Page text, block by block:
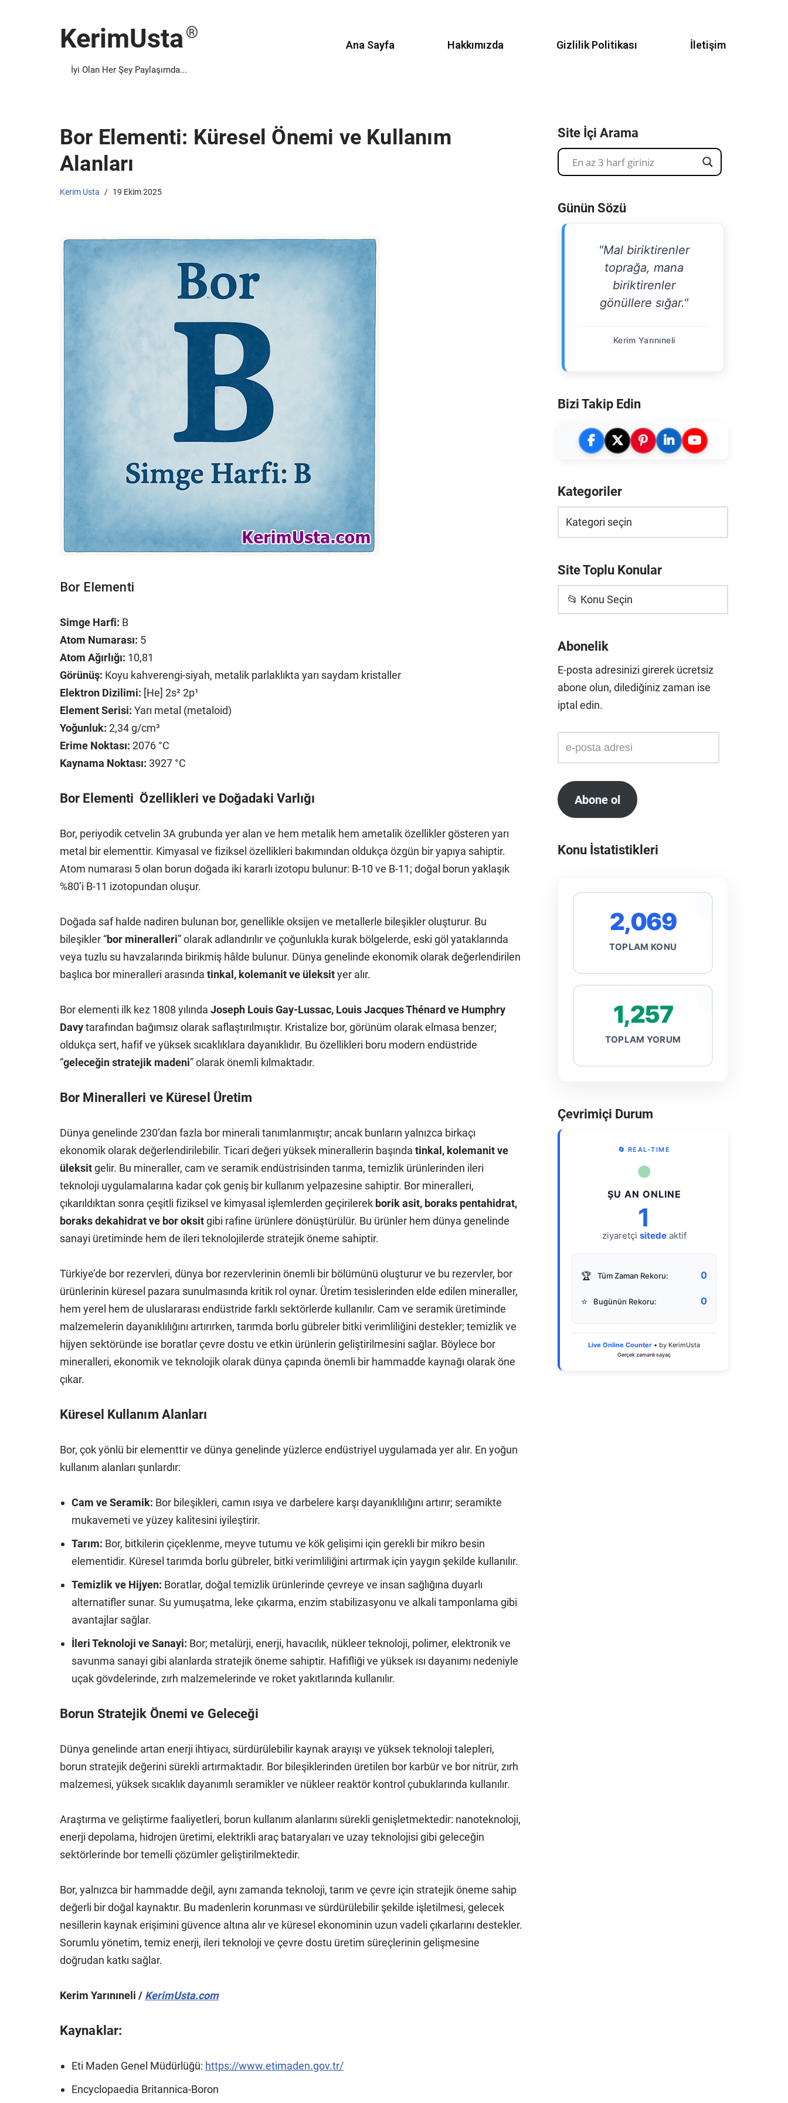
KerimUsta
İyi Olan Her Şey Paylaşımda...
Ana Sayfa Hakkımızda Gizlilik Politikası İletişim
Bor Elementi: Küresel Önemi ve Kullanım
Alanları
Kerim Usta 19 Ekim 2025
Bor Elementi
Simge Harfi: B
Atom Numarası: 5
Atom Ağırlığı: 10,81
Görünüş: Koyu kahverengi-siyah, metalik parlaklıkta yarı saydam kristaller
Elektron Dizilimi: [He] 2s² 2p¹
Element Serisi: Yarı metal (metaloid)
Yoğunluk: 2,34 g/cm³
Erime Noktası: 2076 °C
Kaynama Noktası: 3927 °C
Bor Elementi Özellikleri ve Doğadaki Varlığı
Bor, periyodik cetvelin 3A grubunda yer alan ve hem metalik hem ametalik özellikler gösteren yarı
metal bir elementtir. Kimyasal ve fiziksel özellikleri bakımından oldukça özgün bir yapıya sahiptir.
Atom numarası 5 olan borun doğada iki kararlı izotopu bulunur: B-10 ve B-11; doğal borun yaklaşık
%80’i B-11 izotopundan oluşur.
Doğada saf halde nadiren bulunan bor, genellikle oksijen ve metallerle bileşikler oluşturur. Bu
bileşikler “bor mineralleri” olarak adlandırılır ve çoğunlukla kurak bölgelerde, eski göl yataklarında
veya tuzlu su havzalarında birikmiş hâlde bulunur. Dünya genelinde ekonomik olarak değerlendirilen
başlıca bor mineralleri arasında tinkal, kolemanit ve üleksityer alır.
Bor elementi ilk kez 1808 yılında Joseph Louis Gay-Lussac, Louis Jacques Thénard ve Humphry
Davytarafından bağımsız olarak saflaştırılmıştır. Kristalize bor, görünüm olarak elmasa benzer;
oldukça sert, hafif ve yüksek sıcaklıklara dayanıklıdır. Bu özellikleri boru modern endüstride
“geleceğin stratejik madeni” olarak önemli kılmaktadır.
Bor Mineralleri ve Küresel Üretim
Dünya genelinde 230’dan fazla bor minerali tanımlanmıştır; ancak bunların yalnızca birkaçı
ekonomik olarak değerlendirilebilir. Ticari değeri yüksek minerallerin başında tinkal, kolemanit ve
üleksitgelir. Bu mineraller, cam ve seramik endüstrisinden tarıma, temizlik ürünlerinden ileri
teknoloji uygulamalarına kadar çok geniş bir kullanım yelpazesine sahiptir. Bor mineralleri,
çıkarıldıktan sonra çeşitli fiziksel ve kimyasal işlemlerden geçirilerek borik asit, boraks pentahidrat,
boraks dekahidrat ve bor oksitgibi rafine ürünlere dönüştürülür. Bu ürünler hem dünya genelinde
sanayi üretiminde hem de ileri teknolojilerde stratejik öneme sahiptir.
Türkiye’de bor rezervleri, dünya bor rezervlerinin önemli bir bölümünü oluşturur ve bu rezervler, bor
ürünlerinin küresel pazara sunulmasında kritik rol oynar. Üretim tesislerinden elde edilen mineraller,
hem yerel hem de uluslararası endüstride farklı sektörlerde kullanılır. Cam ve seramik üretiminde
malzemelerin dayanıklılığını artırırken, tarımda borlu gübreler bitki verimliliğini destekler; temizlik ve
hijyen sektöründe ise boratlar çevre dostu ve etkin ürünlerin geliştirilmesini sağlar. Böylece bor
mineralleri, ekonomik ve teknolojik olarak dünya çapında önemli bir hammadde kaynağı olarak öne
çıkar.
Küresel Kullanım Alanları
Bor, çok yönlü bir elementtir ve dünya genelinde yüzlerce endüstriyel uygulamada yer alır. En yoğun
kullanım alanları şunlardır:
Cam ve Seramik: Bor bileşikleri, camın ısıya ve darbelere karşı dayanıklılığını artırır; seramikte
mukavemeti ve yüzey kalitesini iyileştirir.
Tarım: Bor, bitkilerin çiçeklenme, meyve tutumu ve kök gelişimi için gerekli bir mikro besin
elementidir. Küresel tarımda borlu gübreler, bitki verimliliğini artırmak için yaygın şekilde kullanılır.
Temizlik ve Hijyen: Boratlar, doğal temizlik ürünlerinde çevreye ve insan sağlığına duyarlı
alternatifler sunar. Su yumuşatma, leke çıkarma, enzim stabilizasyonu ve alkali tamponlama gibi
avantajlar sağlar.
İleri Teknoloji ve Sanayi: Bor; metalürji, enerji, havacılık, nükleer teknoloji, polimer, elektronik ve
savunma sanayi gibi alanlarda stratejik öneme sahiptir. Hafifliği ve yüksek ısı dayanımı nedeniyle
uçak gövdelerinde, zırh malzemelerinde ve roket yakıtlarında kullanılır.
Borun Stratejik Önemi ve Geleceği
Dünya genelinde artan enerji ihtiyacı, sürdürülebilir kaynak arayışı ve yüksek teknoloji talepleri,
borun stratejik değerini sürekli artırmaktadır. Bor bileşiklerinden üretilen bor karbür ve bor nitrür, zırh
malzemesi, yüksek sıcaklık dayanımlı seramikler ve nükleer reaktör kontrol çubuklarında kullanılır.
Araştırma ve geliştirme faaliyetleri, borun kullanım alanlarını sürekli genişletmektedir: nanoteknoloji,
enerji depolama, hidrojen üretimi, elektrikli araç bataryaları ve uzay teknolojisi gibi geleceğin
sektörlerinde bor temelli çözümler geliştirilmektedir.
Bor, yalnızca bir hammadde değil, aynı zamanda teknoloji, tarım ve çevre için stratejik öneme sahip
değerli bir doğal kaynaktır. Bu madenlerin korunması ve sürdürülebilir şekilde işletilmesi, gelecek
nesillerin kaynak erişimini güvence altına alır ve küresel ekonominin uzun vadeli çıkarlarını destekler.
Sorumlu yönetim, temiz enerji, ileri teknoloji ve çevre dostu üretim süreçlerinin gelişmesine
doğrudan katkı sağlar.
Kerim Yarınıneli / KerimUsta.com
Kaynaklar:
Eti Maden Genel Müdürlüğü: https://www.etimaden.gov.tr/
Encyclopaedia Britannica-Boron
Site İçi Arama
Günün Sözü
"Mal biriktirenler
toprağa, mana
biriktirenler
gönüllere sığar."
Kerim Yarınıneli
Bizi Takip Edin
Kategoriler
Site Toplu Konular
📂 Konu Seçin
Abonelik
E-posta adresinizi girerek ücretsiz
abone olun, dilediğiniz zaman ise
iptal edin.
Abone ol
Konu İstatistikleri
2,069
TOPLAM KONU
1,257
TOPLAM YORUM
Çevrimiçi Durum
🔄 REAL-TIME
●
ŞU AN ONLINE
1
ziyaretçi sitedeaktif
🏆 Tüm Zaman Rekoru: 0
⭐ Bugünün Rekoru: 0
Live Online Counter • by KerimUsta
Gerçek zamanlı sayaç